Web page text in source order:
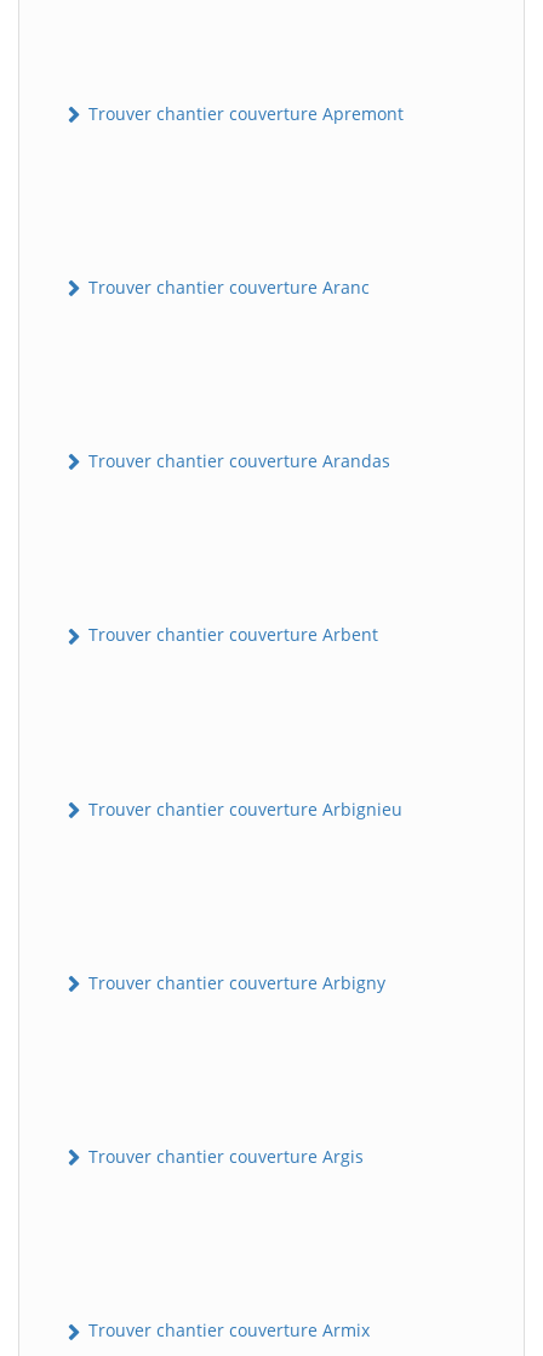
Trouver chantier couverture Apremont
Trouver chantier couverture Aranc
Trouver chantier couverture Arandas
Trouver chantier couverture Arbent
Trouver chantier couverture Arbignieu
Trouver chantier couverture Arbigny
Trouver chantier couverture Argis
Trouver chantier couverture Armix